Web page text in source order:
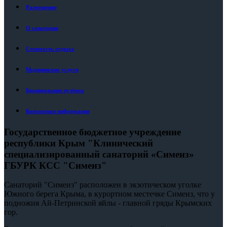
Размещение
О санатории
Стоимость отдыха
Медицинские услуги
Бронирование путёвок
Контактная информация
Государственное бюджетное учреждение
республики Крым "Клинический
специализированный санаторий «Симеиз»
ГБУРК КСС "Симеиз"
Санаторий "Симеиз" расположен в экзотическом уголке
Южного берега Крыма, в курортном местечке Симеиз, что у
подножия Ай-Петринской яйлы - главной гряды Крымских
гор.